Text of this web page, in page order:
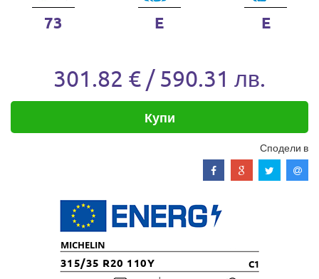
73 E E
301.82 € / 590.31 лв.
Купи
Сподели в
MICHELIN
315/35 R20 110Y C1